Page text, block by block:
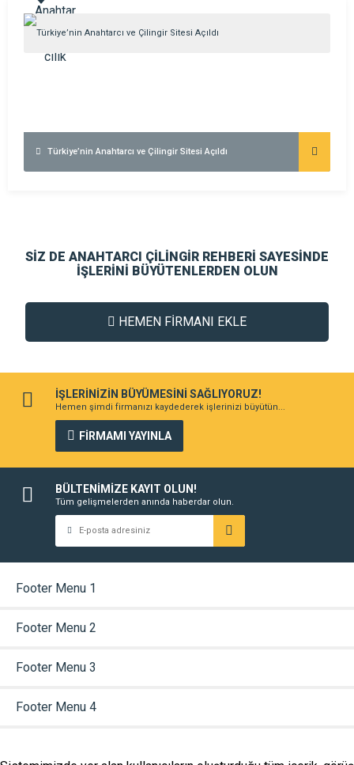
Türkiye’nin Anahtarcı ve Çilingir Sitesi Açıldı
SİZ DE ANAHTARCI ÇİLİNGİR REHBERİ SAYESİNDE
İŞLERİNİ BÜYÜTENLERDEN OLUN
HEMEN FİRMANI EKLE
İŞLERİNİZİN BÜYÜMESİNİ SAĞLIYORUZ!
Hemen şimdi firmanızı kaydederek işlerinizi büyütün...
FİRMAMI YAYINLA
BÜLTENİMİZE KAYIT OLUN!
Tüm gelişmelerden anında haberdar olun.
Footer Menu 1
Footer Menu 2
Footer Menu 3
Footer Menu 4